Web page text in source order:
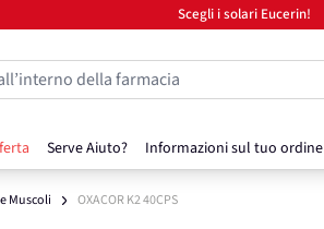
Scegli i solari Eucerin!
Serve Aiuto? Informazioni sul tuo ordine
della farmacia
Muscoli OXACOR K2 40CPS